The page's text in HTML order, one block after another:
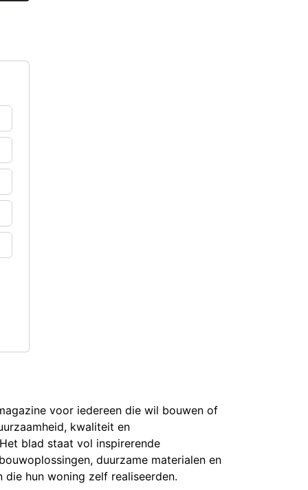
voor iedereen die wil bouwen of
kwaliteit en
blad staat vol inspirerende
duurzame materialen en
die hun woning zelf realiseerden.